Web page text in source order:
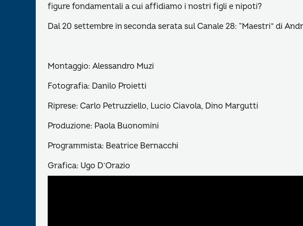
figure fondamentali a cui affidiamo i nostri figli e nipoti?
Dal 20 settembre in seconda serata sul Canale 28: “Maestri” di
Montaggio: Alessandro Muzi
Fotografia: Danilo Proietti
Riprese: Carlo Petruzziello, Lucio Ciavola, Dino Margutti
Produzione: Paola Buonomini
Programmista: Beatrice Bernacchi
Grafica: Ugo D’Orazio